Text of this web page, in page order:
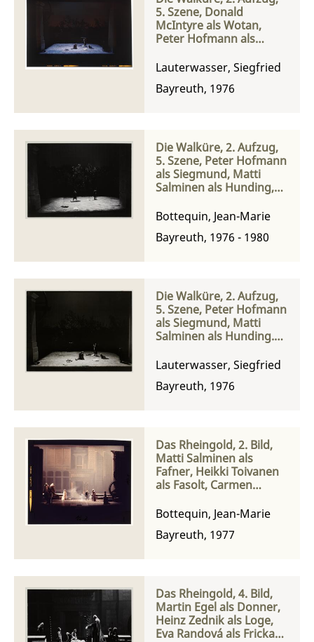
5. Szene, Donald
McIntyre als Wotan,
Peter Hofmann als
Salminen als Hunding
und Gwyneth Jones als
Brünnhilde
Lauterwasser, Siegfried
Bayreuth, 1976
Die Walküre, 2. Aufzug,
5. Szene, Peter Hofmann
als Siegmund, Matti
Salminen als Hunding,
Wotan
Bottequin, Jean-Marie
Bayreuth, 1976 - 1980
Die Walküre, 2. Aufzug,
5. Szene, Peter Hofmann
als Siegmund, Matti
Salminen als Hunding.
Wotan und Hannelore
Bode als Sieglinde
Lauterwasser, Siegfried
Bayreuth, 1976
Das Rheingold, 2. Bild,
Matti Salminen als
Fafner, Heikki Toivanen
als Fasolt, Carmen
Donald McIntyre als
Wotan
Bottequin, Jean-Marie
Bayreuth, 1977
Das Rheingold, 4. Bild,
Martin Egel als Donner,
Heinz Zednik als Loge,
Eva Randová als Fricka